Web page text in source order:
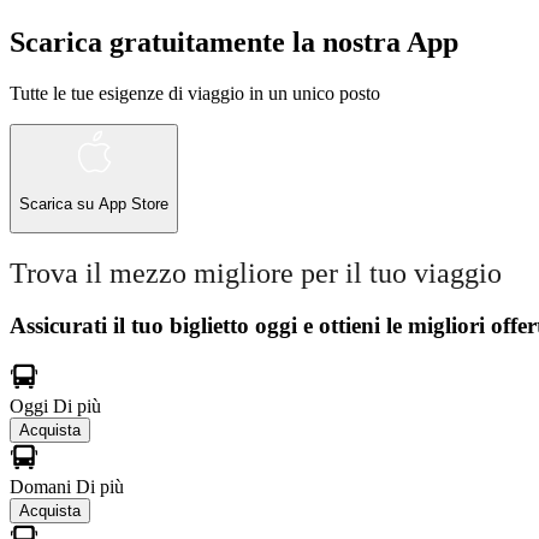
Scarica gratuitamente la nostra App
Tutte le tue esigenze di viaggio in un unico posto
Scarica su App Store
Trova il mezzo migliore per il tuo viaggio
Assicurati il ​​tuo biglietto oggi e ottieni le migliori
Oggi Di più
Acquista
Domani Di più
Acquista